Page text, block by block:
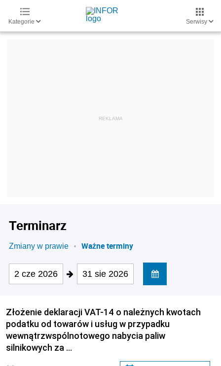
Kategorie Serwisy
Terminarz
Zmiany w prawie Ważne terminy
2 cze 2026 31 sie 2026
Złożenie deklaracji VAT-14 o należnych kwotach
podatku od towarów i usług w przypadku
wewnątrzwspólnotowego nabycia paliw
silnikowych za …